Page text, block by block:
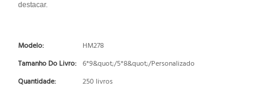
destacar.
Modelo:
HM278
Tamanho Do Livro: 6*9&quot;/5*8&quot;/Personalizado
Quantidade:
250 livros